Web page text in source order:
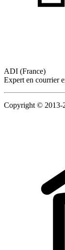
ADI (France)
Expert en courrier
Copyright © 2013-